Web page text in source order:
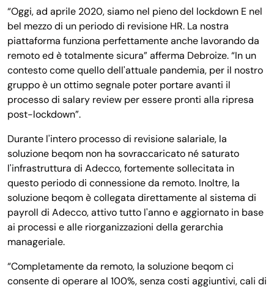
“Oggi, ad aprile 2020, siamo nel pieno del lockdown E nel
bel mezzo di un periodo di revisione HR. La nostra
piattaforma funziona perfettamente anche lavorando da
remoto ed è totalmente sicura” afferma Debroize. “In un
contesto come quello dell'attuale pandemia, per il nostro
gruppo è un ottimo segnale poter portare avanti il
processo di salary review per essere pronti alla ripresa
post-lockdown”.
Durante l'intero processo di revisione salariale, la
soluzione beqom non ha sovraccaricato né saturato
l'infrastruttura di Adecco, fortemente sollecitata in
questo periodo di connessione da remoto. Inoltre, la
soluzione beqom è collegata direttamente al sistema di
payroll di Adecco, attivo tutto l'anno e aggiornato in base
ai processi e alle riorganizzazioni della gerarchia
manageriale.
“Completamente da remoto, la soluzione beqom ci
consente di operare al 100%, senza costi aggiuntivi, cali di